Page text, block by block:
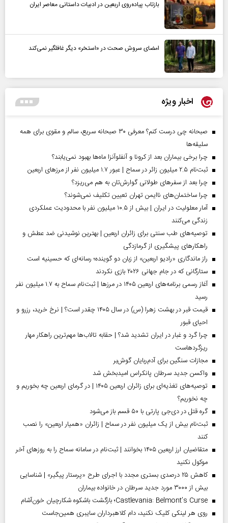
بازتاب پیاده‌روی اربعین در ادبیات داستانی معاصر ایران
امضای سروش صحت در «استخر» دیگر غافلگیر نمی‌کند
اخبار ویژه
صبحانه چی درست کنم؟ معرفی ۳۰ صبحانه سریع، سالم و مقوی برای همه
سلیقه‌ها
چرا برخی بیماران بعد از کرونا و آنفلوآنزا ماه‌ها بهبود نمی‌یابند؟
ثبت‌نام ۲.۵ میلیون زائر در سماح | عبور ۱.۷ میلیون نفر از مرز‌های اربعین
چرا بعد از سفرهای طولانی گوارش‌تان به هم می‌ریزد؟
چرا ساختمان‌های ناایمن تهران تعیین تکلیف نمی‌شوند؟
آمار معلولیت در ایران | بیش از ۱۰.۵ میلیون نفر با محدودیت عملکردی
زندگی می‌کنند
توصیه‌های طب سنتی برای زائران اربعین | بهترین نوشیدنی ضد عطش و
راهکارهای پیشگیری از گرمازدگی
راز ماندگاری «رادیو اربعین» از زبان دو گوینده؛ رسانه‌ای که حسینیه است
ستارگانی که در جام جهانی ۲۰۲۶ بازی نکردند
آغاز رسمی برنامه‌های اربعین ۱۴۰۵ در مرز‌ها | ثبت‌نام سماح به ۱.۷ میلیون نفر
رسید
قیمت قبر در بهشت زهرا (س) در سال ۱۴۰۵ چقدر است؟ | نرخ خرید، رزرو و
احیای قبور
چرا گرد و غبار در ایران تشدید شد؟ | حقابه تالاب‌ها مهم‌ترین راهکار مهار
ریزگردهاست
مجازات سنگین برای آدم‌ربایان گوش‌بر
واکسن جدید سرطان پانکراس امیدبخش شد
توصیه‌های تغذیه‌ای برای زائران اربعین ۱۴۰۵ | در گرمای اربعین چه بخوریم و
چه نخوریم؟
گره قتل در دی‌جی پارتی با ۵۰ قسم باز می‌شود
ثبت‌نام بیش از یک میلیون نفر در سماح | زائران «همیار اربعین» را نصب
کنند
متقاضیان ارز اربعین ۱۴۰۵ بخوانند | ثبت‌نام در سامانه سماح را به روز‌های آخر
موکول نکنید
کاهش ۲۵ درصدی بستری مجدد با اجرای طرح «پرستار پیگیر» | شناسایی
بیش از ۳۰۰۰ مورد جدید سرطان در خانواده بیماران
Castlevania: Belmont’s Curse؛ بازگشت باشکوه شکارچیان خون‌آشام
روی هر لینکی کلیک نکنید، دام کلاهبرداران سایبری همین‌جاست